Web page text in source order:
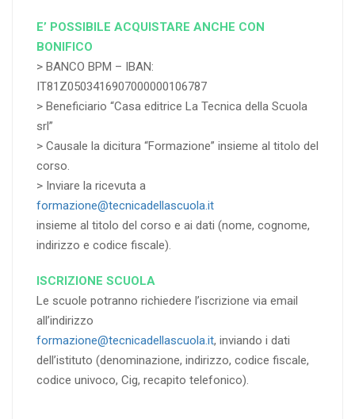
E’ POSSIBILE ACQUISTARE ANCHE CON
BONIFICO
> BANCO BPM – IBAN:
IT81Z0503416907000000106787
> Beneficiario “Casa editrice La Tecnica della Scuola
srl”
> Causale la dicitura “Formazione” insieme al titolo del
corso.
> Inviare la ricevuta a
formazione@tecnicadellascuola.it
insieme al titolo del corso e ai dati (nome, cognome,
indirizzo e codice fiscale).
ISCRIZIONE SCUOLA
Le scuole potranno richiedere l’iscrizione via email
all’indirizzo
formazione@tecnicadellascuola.it, inviando i dati
dell’istituto (denominazione, indirizzo, codice fiscale,
codice univoco, Cig, recapito telefonico).